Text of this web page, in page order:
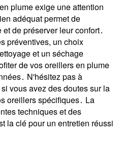
plume exige une attention
adéquat permet de
de préserver leur confort․
préventives, un choix
et un séchage
de vos oreillers en plume
N'hésitez pas à
vous avez des doutes sur la
oreillers spécifiques․ La
techniques et des
la clé pour un entretien réussi